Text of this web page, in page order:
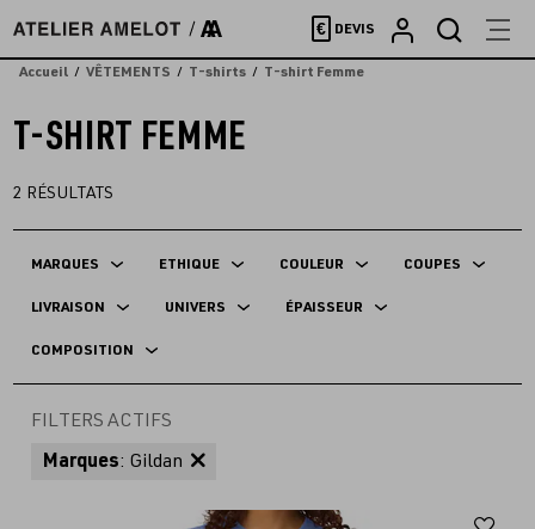
directement
au
€ DEVIS
Accueil VÊTEMENTS T-shirts T-shirt Femme
T-SHIRT FEMME
2 RÉSULTATS
MARQUES ETHIQUE COULEUR COUPES
LIVRAISON UNIVERS ÉPAISSEUR
COMPOSITION
FILTERS ACTIFS
Marques: Gildan